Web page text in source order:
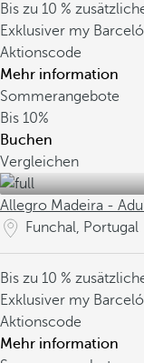
Bis zu 10 %
Exklusiver my
Aktionscode
Mehr information
Sommerangebote
Bis 10%
Buchen
Vergleichen
Allegro Madeira -
Funchal, Portugal
Bis zu 10 %
Exklusiver my
Aktionscode
Mehr information